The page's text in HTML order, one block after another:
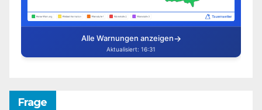
Frage